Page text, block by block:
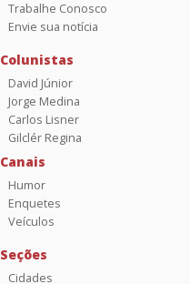
Trabalhe Conosco
Envie sua notícia
Colunistas
David Júnior
Jorge Medina
Carlos Lisner
Gilclér Regina
Canais
Humor
Enquetes
Veículos
Seções
Cidades